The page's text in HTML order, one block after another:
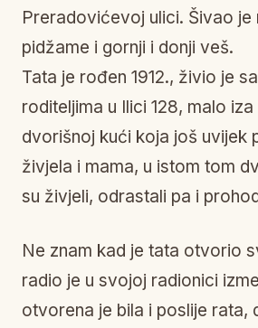
Preradovićevoj ulici. Šivao je
pidžame i gornji i donji veš.
Tata je rođen 1912., živio je
roditeljima u Ilici 128, malo
dvorišnoj kući koja još uvijek
živjela i mama, u istom tom
su živjeli, odrastali pa i
Ne znam kad je tata otvorio
radio je u svojoj radionici
otvorena je bila i poslije rata,